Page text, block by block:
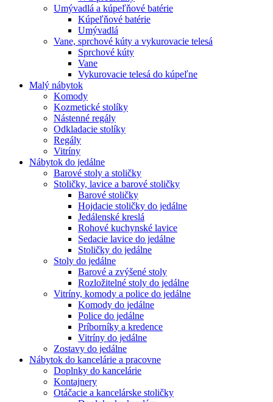
Umývadlá a kúpeľňové batérie
Kúpeľňové batérie
Umývadlá
Vane, sprchové kúty a vykurovacie telesá
Sprchové kúty
Vane
Vykurovacie telesá do kúpeľne
Malý nábytok
Komody
Kozmetické stolíky
Nástenné regály
Odkladacie stolíky
Regály
Vitríny
Nábytok do jedálne
Barové stoly a stoličky
Stoličky, lavice a barové stoličky
Barové stoličky
Hojdacie stoličky do jedálne
Jedálenské kreslá
Rohové kuchynské lavice
Sedacie lavice do jedálne
Stoličky do jedálne
Stoly do jedálne
Barové a zvýšené stoly
Rozložitelné stoly do jedálne
Vitríny, komody a police do jedálne
Komody do jedálne
Police do jedálne
Príborníky a kredence
Vitríny do jedálne
Zostavy do jedálne
Nábytok do kancelárie a pracovne
Doplnky do kancelárie
Kontajnery
Otáčacie a kancelárske stoličky